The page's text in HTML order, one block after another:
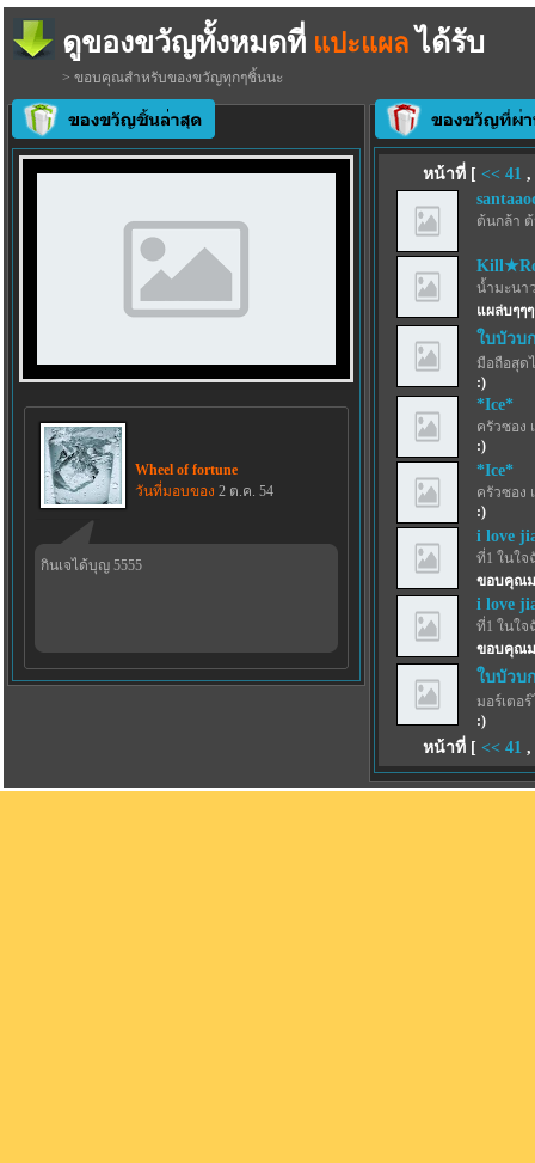
ดูของขวัญทั้งหมดที่ แปะแผล ได้รับ
> ขอบคุณสำหรับของขวัญทุกๆชิ้นนะ
Wheel of fortune
วันที่มอบของ 2 ต.ค. 54
กินเจได้บุญ 5555
หน้าที่ [ << 41 ,
ต้นกล้า
น้ำมะนา
แผล่บๆๆ
ใบบัวบ
มือถือสุด
:)
*Ice*
ครัวซอง
:)
*Ice*
ครัวซอง
:)
i love
ที่1 ในใจ
ขอบคุณ
i love
ที่1 ในใจ
ขอบคุณม
ใบบัวบ
มอร์เตอ
:)
หน้าที่ [ << 41 ,